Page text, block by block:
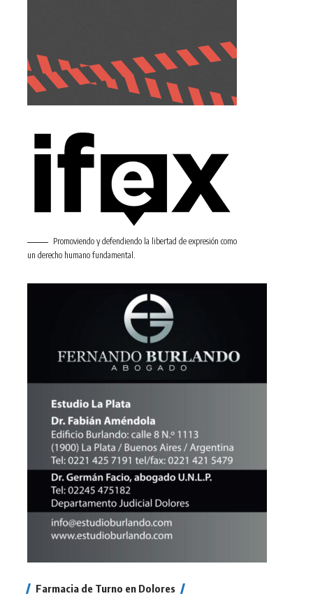
Promoviendo y defendiendo la libertad de expresión como
un derecho humano fundamental.
Farmacia de Turno en Dolores